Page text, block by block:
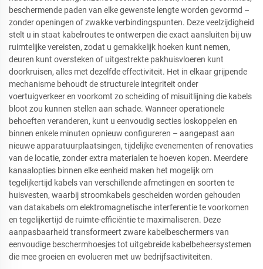
beschermende paden van elke gewenste lengte worden gevormd –
zonder openingen of zwakke verbindingspunten. Deze veelzijdigheid
stelt u in staat kabelroutes te ontwerpen die exact aansluiten bij uw
ruimtelijke vereisten, zodat u gemakkelijk hoeken kunt nemen,
deuren kunt oversteken of uitgestrekte pakhuisvloeren kunt
doorkruisen, alles met dezelfde effectiviteit. Het in elkaar grijpende
mechanisme behoudt de structurele integriteit onder
voertuigverkeer en voorkomt zo scheiding of misuitlijning die kabels
bloot zou kunnen stellen aan schade. Wanneer operationele
behoeften veranderen, kunt u eenvoudig secties loskoppelen en
binnen enkele minuten opnieuw configureren – aangepast aan
nieuwe apparatuurplaatsingen, tijdelijke evenementen of renovaties
van de locatie, zonder extra materialen te hoeven kopen. Meerdere
kanaalopties binnen elke eenheid maken het mogelijk om
tegelijkertijd kabels van verschillende afmetingen en soorten te
huisvesten, waarbij stroomkabels gescheiden worden gehouden
van datakabels om elektromagnetische interferentie te voorkomen
en tegelijkertijd de ruimte-efficiëntie te maximaliseren. Deze
aanpasbaarheid transformeert zware kabelbeschermers van
eenvoudige beschermhoesjes tot uitgebreide kabelbeheersystemen
die mee groeien en evolueren met uw bedrijfsactiviteiten.